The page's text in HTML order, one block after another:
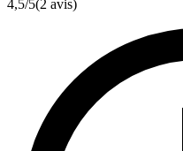
4,5/5(2 avis)